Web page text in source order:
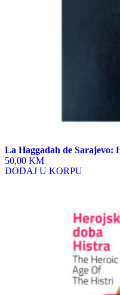
La Haggadah de Sarajevo:
50,00 KM
DODAJ U KORPU